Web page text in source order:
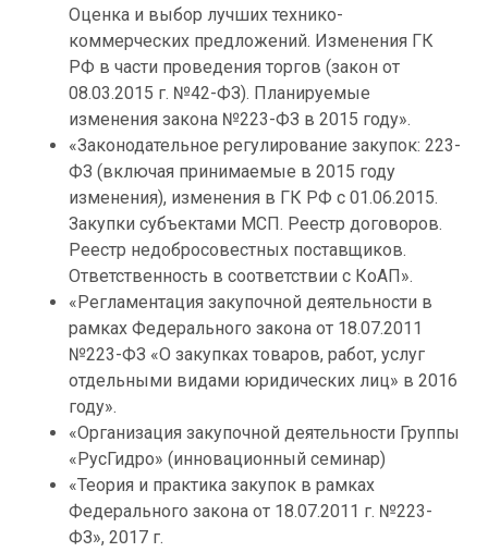
Оценка и выбор лучших технико-
коммерческих предложений. Изменения ГК
РФ в части проведения торгов (закон от
08.03.2015 г. №42-ФЗ). Планируемые
изменения закона №223-ФЗ в 2015 году».
«Законодательное регулирование закупок: 223-
ФЗ (включая принимаемые в 2015 году
изменения), изменения в ГК РФ с 01.06.2015.
Закупки субъектами МСП. Реестр договоров.
Реестр недобросовестных поставщиков.
Ответственность в соответствии с КоАП».
«Регламентация закупочной деятельности в
рамках Федерального закона от 18.07.2011
№223-ФЗ «О закупках товаров, работ, услуг
отдельными видами юридических лиц» в 2016
году».
«Организация закупочной деятельности Группы
«РусГидро» (инновационный семинар)
«Теория и практика закупок в рамках
Федерального закона от 18.07.2011 г. №223-
ФЗ», 2017 г.